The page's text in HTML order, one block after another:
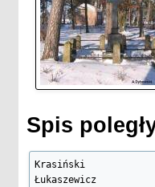
Spis
Krasiński
Łukaszewicz